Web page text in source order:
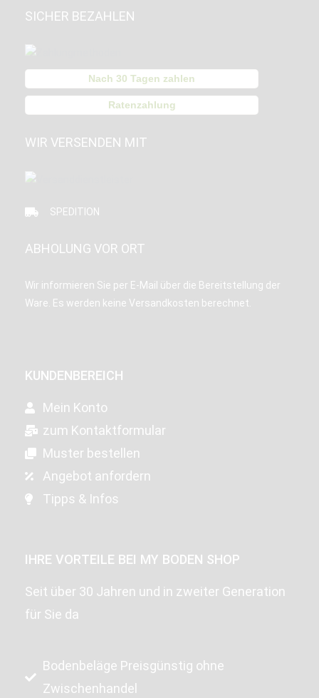
SICHER BEZAHLEN
Nach 30 Tagen zahlen
Ratenzahlung
WIR VERSENDEN MIT
SPEDITION
ABHOLUNG VOR ORT
Wir informieren Sie per E-Mail über die Bereitstellung der
Ware. Es werden keine Versandkosten berechnet.
KUNDENBEREICH
Mein Konto
zum Kontaktformular
Muster bestellen
Angebot anfordern
Tipps & Infos
IHRE VORTEILE BEI MY BODEN SHOP
Seit über 30 Jahren und in zweiter Generation
für Sie da
Bodenbeläge Preisgünstig ohne
Zwischenhandel